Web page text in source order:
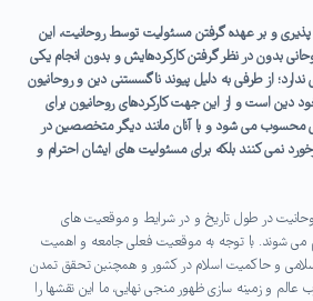
و بر عهده گرفتن مسئولیت توسط روحانیت، این
بدون در نظر گرفتن کارکردهایش و بدون انجام یکی
از طرفی به دلیل پیوند ناگسستنی دین و روحانیون
خود دین است و از این جهت کارکردهای روحانیون برای
می شود و با آنان مانند دیگر متخصصین در
نمی کنند بلکه برای مسئولیت های ایشان احترام و
در طول تاریخ و در شرایط و موقعیت های
می شوند. با توجه به موقعیت فعلی جامعه و اهمیت
و حاکمیت اسلام در کشور و همچنین تحقق تمدن
و زمینه سازی ظهور منجی نهایی، ما این نقشها را